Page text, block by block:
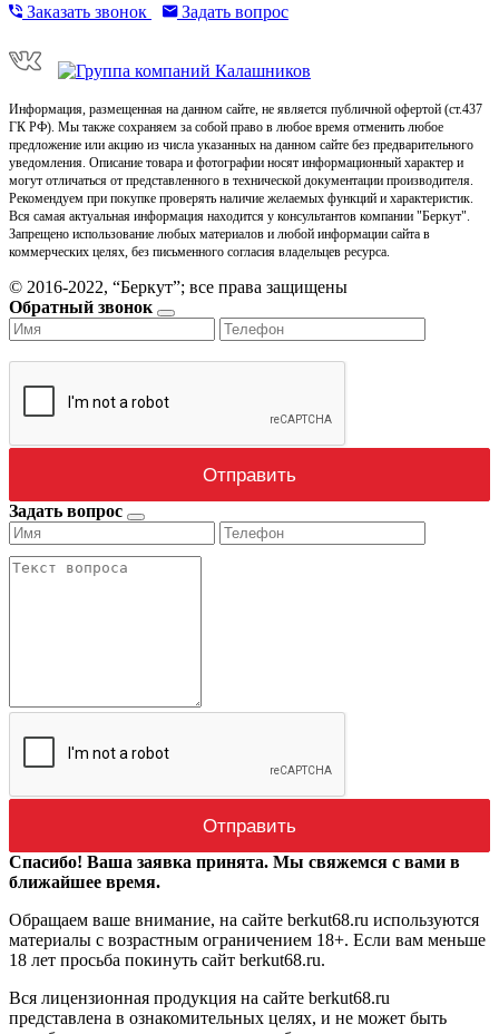
Заказать звонок Задать вопрос
Информация, размещенная на данном сайте, не является публичной офертой (ст.437
ГК РФ). Мы также сохраняем за собой право в любое время отменить любое
предложение или акцию из числа указанных на данном сайте без предварительного
уведомления. Описание товара и фотографии носят информационный характер и
могут отличаться от представленного в технической документации производителя.
Рекомендуем при покупке проверять наличие желаемых функций и характеристик.
Вся самая актуальная информация находится у консультантов компании "Беркут".
Запрещено использование любых материалов и любой информации сайта в
коммерческих целях, без письменного согласия владельцев ресурса.
© 2016-2022, “Беркут”; все права защищены
Обратный звонок
Задать вопрос
Спасибо! Ваша заявка принята. Мы свяжемся с вами в
ближайшее время.
Обращаем ваше внимание, на сайте berkut68.ru используются
материалы с возрастным ограничением 18+. Если вам меньше
18 лет просьба покинуть сайт berkut68.ru.
Вся лицензионная продукция на сайте berkut68.ru
представлена в ознакомительных целях, и не может быть